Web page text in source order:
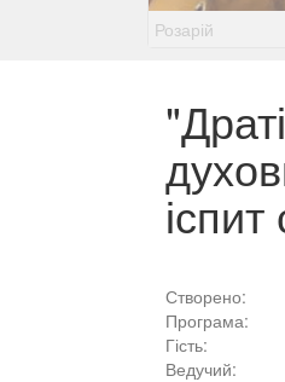
Розарій
Створено:
Програма:
Гість:
Ведучий: